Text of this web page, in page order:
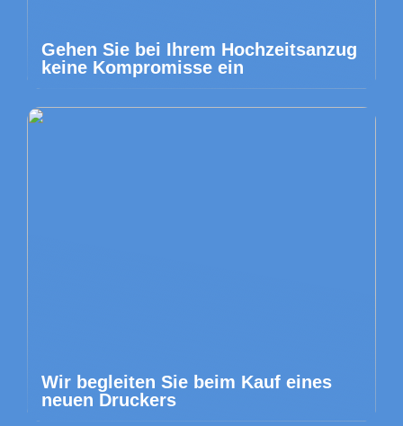
Gehen Sie bei Ihrem Hochzeitsanzug
keine Kompromisse ein
Wir begleiten Sie beim Kauf eines
neuen Druckers